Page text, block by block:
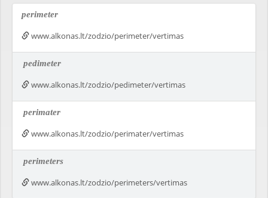
perimeter
www.alkonas.lt/zodzio/perimeter/vertimas
pedimeter
www.alkonas.lt/zodzio/pedimeter/vertimas
perimater
www.alkonas.lt/zodzio/perimater/vertimas
perimeters
www.alkonas.lt/zodzio/perimeters/vertimas